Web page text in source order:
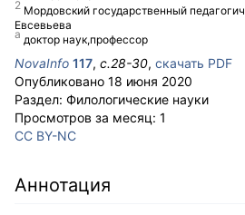
доктор наук,профессор
Мордовский государственный
Евсевьева
NovaInfo 117, с.28-30, скачать PDF
Опубликовано 18 июня 2020
Раздел: Филологические науки
Просмотров за месяц: 1
CC BY-NC
Аннотация